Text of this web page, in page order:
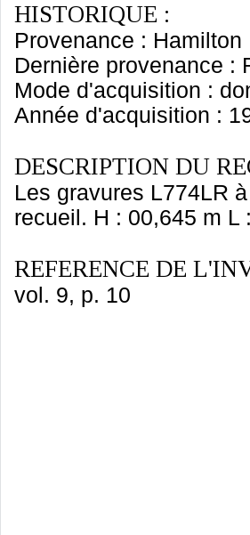
HISTORIQUE :
Provenance : Hamilton
Dernière provenance :
Mode d'acquisition :
Année d'acquisition :
DESCRIPTION DU
Les gravures L774LR
recueil. H : 00,645 m L
REFERENCE DE
vol. 9, p. 10